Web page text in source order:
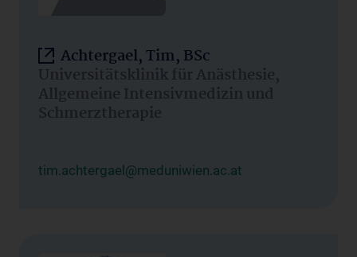
Achtergael, Tim, BSc
Universitätsklinik für Anästhesie,
Allgemeine Intensivmedizin und
Schmerztherapie
tim.achtergael@meduniwien.ac.at